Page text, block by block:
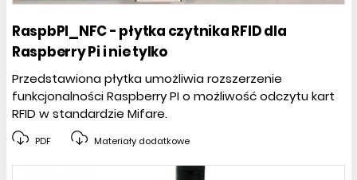
RaspbPI_NFC - płytka czytnika RFID dla
Raspberry Pi i nie tylko
Przedstawiona płytka umożliwia rozszerzenie
funkcjonalności Raspberry PI o możliwość odczytu kart
RFID w standardzie Mifare.
PDF Materiały dodatkowe